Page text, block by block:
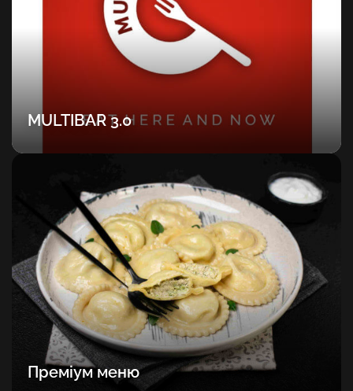
MULTIBAR 3.0
Преміум меню